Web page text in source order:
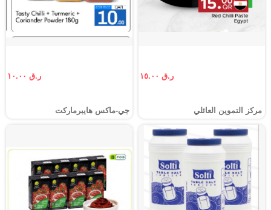
ر.ق ١٥.٠٠
مركز التموين العائلي
ر.ق ١٠.٠٠
جي-ماكس هايبرماركت